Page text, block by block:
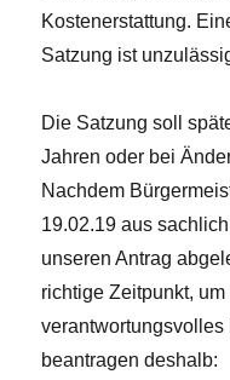
Kostenerstattung.
Satzung ist
Die Satzung soll
Jahren oder bei
Nachdem
19.02.19 aus
unseren Antrag
richtige Zeitpunkt,
beantragen deshalb: